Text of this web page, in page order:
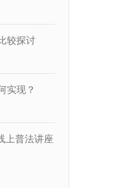
较探讨
实现？
上普法讲座